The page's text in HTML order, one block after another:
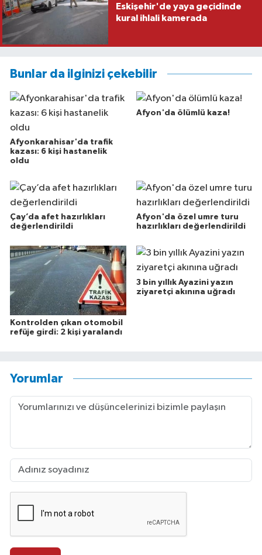
Eskişehir'de yaya geçidinde
kural ihlali kamerada
Bunlar da ilginizi çekebilir
Afyonkarahisar'da trafik
kazası: 6 kişi hastanelik
oldu
Afyon'da ölümlü kaza!
Çay’da afet hazırlıkları
değerlendirildi
Afyon'da özel umre turu
hazırlıkları değerlendirildi
Kontrolden çıkan otomobil
refüje girdi: 2 kişi yaralandı
3 bin yıllık Ayazini yazın
ziyaretçi akınına uğradı
Yorumlar